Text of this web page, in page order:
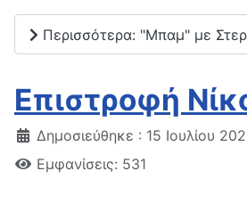
Περισσότερα: "Μπαμ" με
Επιστροφή
Δημοσιεύθηκε : 15 Ιουλίου
Εμφανίσεις: 531